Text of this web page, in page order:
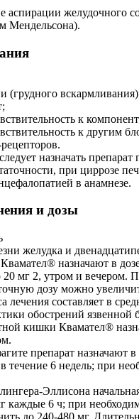
аспирации желудочного
Мендельсона).
(грудного
к
к другим
назначать
при циррозе
в анамнезе.
и дозы
желудка и
назначают в
мг 2, утром и вечером.
дозу можно
лечения составляет в
обострений язвенной
кишки Квамател®
препарат назначают в
течение 6 недель; при
Эллисона
каждые 6 ч; при